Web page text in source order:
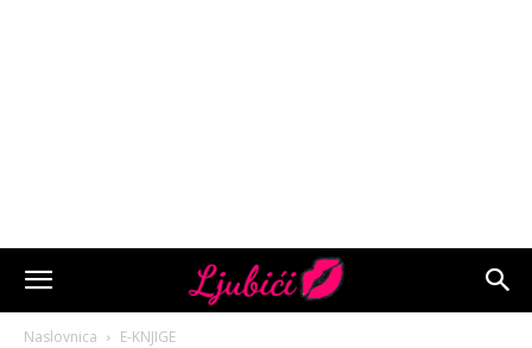
Naslovnica E-KNJIGE